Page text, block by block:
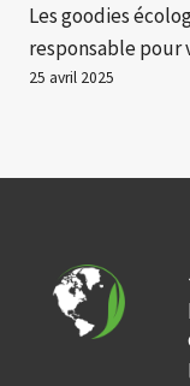
Les goodies
responsable pour
25 avril 2025